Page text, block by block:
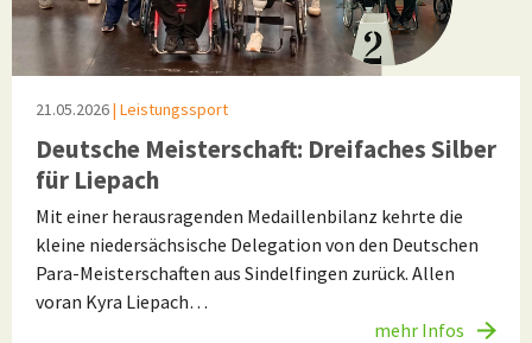
21.05.2026| Leistungssport
Deutsche Meisterschaft: Dreifaches Silber
für Liepach
Mit einer herausragenden Medaillenbilanz kehrte die
kleine niedersächsische Delegation von den Deutschen
Para-Meisterschaften aus Sindelfingen zurück. Allen
voran Kyra Liepach…
mehr Infos